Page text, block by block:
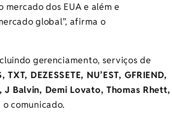
dos EUA e além e
global”, afirma o
gerenciamento, serviços de
TXT, DEZESSETE, NU’EST, GFRIEND,
J Balvin, Demi Lovato, Thomas Rhett,
o comunicado.